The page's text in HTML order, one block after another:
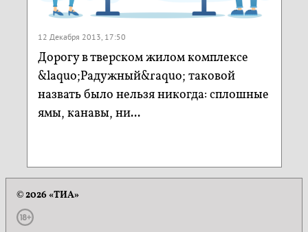
12 Декабря 2013, 17:50
Дорогу в тверском жилом комплексе
&laquo;Радужный&raquo; таковой
назвать было нельзя никогда: сплошные
ямы, канавы, ни...
© 2026 «ТИА»